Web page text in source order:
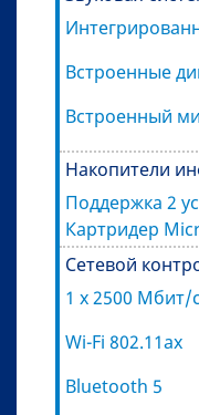
Встроенные
Встроенный
Накопители
Поддержка 2
Картридер
Сетевой
1 x 2500 Мбит/
Wi-Fi 802.11ax
Bluetooth 5